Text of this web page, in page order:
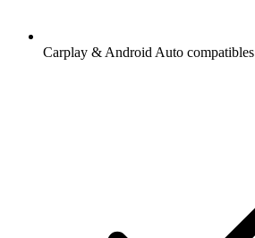
Carplay & Android Auto compatibles